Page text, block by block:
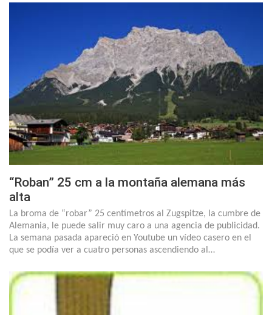
“Roban” 25 cm a la montaña alemana más
alta
La broma de “robar” 25 centímetros al Zugspitze, la cumbre de
Alemania, le puede salir muy caro a una agencia de publicidad.
La semana pasada apareció en Youtube un vídeo casero en el
que se podía ver a cuatro personas ascendiendo al…